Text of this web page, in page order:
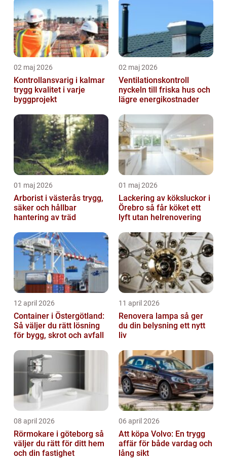
02 maj 2026
Kontrollansvarig i kalmar
trygg kvalitet i varje
byggprojekt
02 maj 2026
Ventilationskontroll
nyckeln till friska hus och
lägre energikostnader
01 maj 2026
Arborist i västerås trygg,
säker och hållbar
hantering av träd
01 maj 2026
Lackering av köksluckor i
Örebro så får köket ett
lyft utan helrenovering
12 april 2026
Container i Östergötland:
Så väljer du rätt lösning
för bygg, skrot och avfall
11 april 2026
Renovera lampa så ger
du din belysning ett nytt
liv
08 april 2026
Rörmokare i göteborg så
väljer du rätt för ditt hem
och din fastighet
06 april 2026
Att köpa Volvo: En trygg
affär för både vardag och
lång sikt